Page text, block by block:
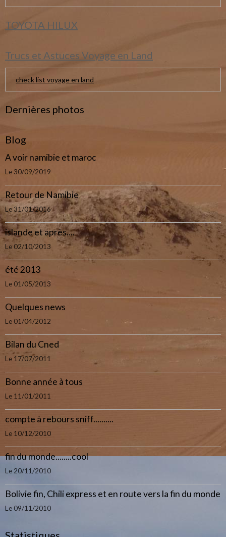
TOYOTA HILUX
Trucs et Astuces Voyage en Land
check list voyage en land
Dernières photos
Blog
A voir namibie et maroc
Le 30/09/2019
Retour de Namibie
Le 31/01/2016
islande et après....
Le 02/10/2013
été 2013
Le 01/05/2013
Quelques news
Le 01/04/2012
Bilan du Cned
Le 17/07/2011
Bonne année à tous
Le 11/01/2011
compte à rebours sniff..........
Le 10/12/2010
fin du monde........cool
Le 20/11/2010
Bolivie fin, Chili express et en route vers la fin du monde
Le 09/11/2010